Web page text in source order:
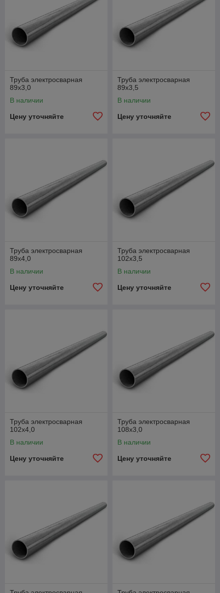
Труба электросварная
89х3,0
В наличии
Цену уточняйте
Труба электросварная
89х3,5
В наличии
Цену уточняйте
Труба электросварная
89х4,0
В наличии
Цену уточняйте
Труба электросварная
102х3,5
В наличии
Цену уточняйте
Труба электросварная
102х4,0
В наличии
Цену уточняйте
Труба электросварная
108х3,0
В наличии
Цену уточняйте